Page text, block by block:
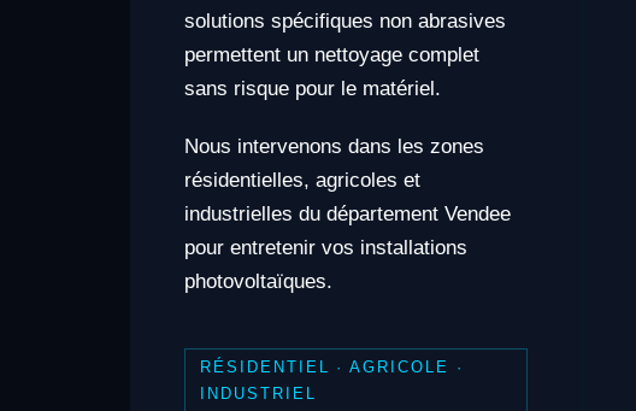
solutions spécifiques non abrasives
permettent un nettoyage complet
sans risque pour le matériel.
Nous intervenons dans les zones
résidentielles, agricoles et
industrielles du département Vendee
pour entretenir vos installations
photovoltaïques.
RÉSIDENTIEL · AGRICOLE ·
INDUSTRIEL